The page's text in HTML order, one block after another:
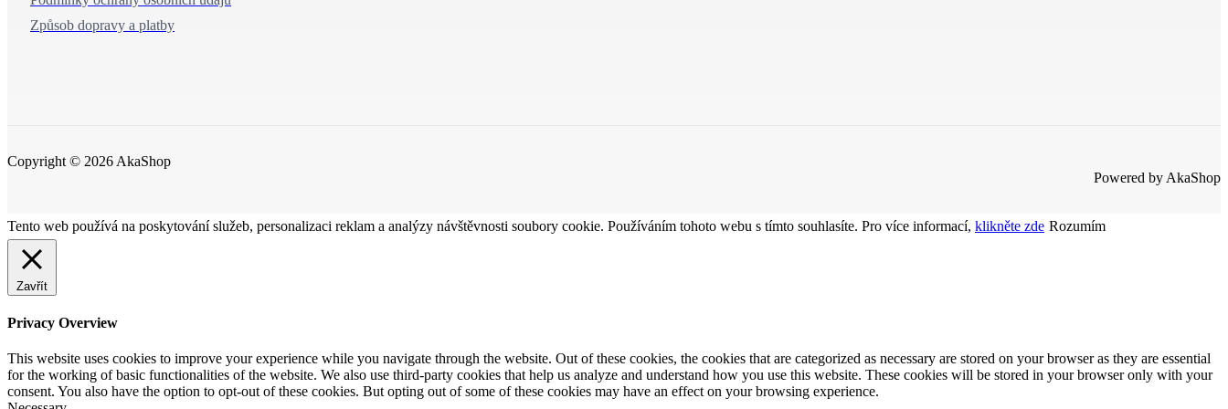
Způsob dopravy a platby
Copyright © 2026 AkaShop
Powered by AkaShop
Tento web používá na poskytování služeb, personalizaci reklam a analýzy návštěvnosti soubory cookie. Používáním tohoto webu s tímto souhlasíte. Pro více informací, klikněte zde Rozumím
Zavřít
Privacy Overview
This website uses cookies to improve your experience while you navigate through the website. Out of these cookies, the cookies that are categorized as necessary are stored on your browser as they are essential
for the working of basic functionalities of the website. We also use third-party cookies that help us analyze and understand how you use this website. These cookies will be stored in your browser only with your
consent. You also have the option to opt-out of these cookies. But opting out of some of these cookies may have an effect on your browsing experience.